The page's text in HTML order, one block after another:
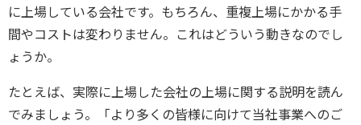
に上場している会社です。もちろん、重複上場にかかる手
間やコストは変わりません。これはどういう動きなのでし
ょうか。
たとえば、実際に上場した会社の上場に関する説明を読ん
でみましょう。「より多くの皆様に向けて当社事業へのご